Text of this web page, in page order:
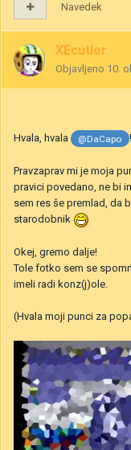
Navedek
XEcutIor
Objavljeno 10.
Hvala, hvala @DaCapo !
Pravzaprav mi je moja
pravici povedano, ne bi
sem res še premlad, da
starodobnik
Okej, gremo dalje!
Tole fotko sem se
imeli radi konz(j)ole.
(Hvala moji punci za